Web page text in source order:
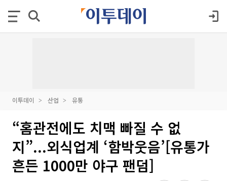
이투데이 산업 유통
“홈관전에도 치맥 빠질 수 없
지”...외식업계 ‘함박웃음’[유통가
흔든 1000만 야구 팬덤]